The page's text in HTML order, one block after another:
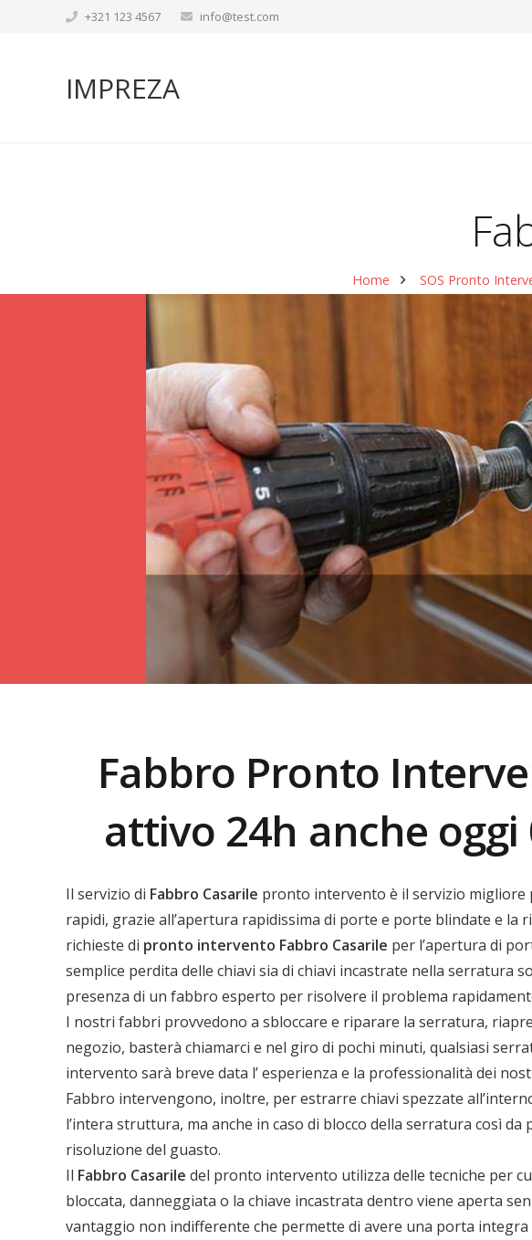
+321 123 4567 info@test.com
IMPREZA
Home SOS Pronto
Fabbro Pronto
attivo 24h anche oggi
Il servizio di Fabbro Casarile pronto intervento è il servizio
rapidi, grazie all’apertura rapidissima di porte e porte blindate e la
richieste di pronto intervento Fabbro Casarile per l’apertura di
semplice perdita delle chiavi sia di chiavi incastrate nella serratura
presenza di un fabbro esperto per risolvere il problema
I nostri fabbri provvedono a sbloccare e riparare la serratura,
negozio, basterà chiamarci e nel giro di pochi minuti, qualsiasi
intervento sarà breve data l’ esperienza e la professionalità dei
Fabbro intervengono, inoltre, per estrarre chiavi spezzate
l’intera struttura, ma anche in caso di blocco della serratura così
risoluzione del guasto.
Il Fabbro Casarile del pronto intervento utilizza delle tecniche per
bloccata, danneggiata o la chiave incastrata dentro viene aperta
vantaggio non indifferente che permette di avere una porta